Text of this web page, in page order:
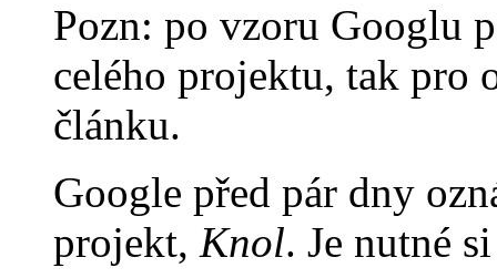
Pozn: po vzoru Googlu
celého projektu, tak pro
článku.
Google před pár dny
projekt, Knol. Je nutné